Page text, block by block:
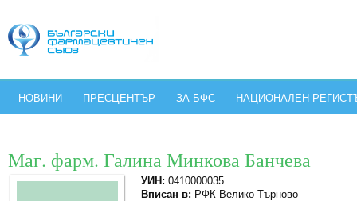
НОВИНИ ПРЕСЦЕНТЪР ЗА БФС НАЦИОНАЛЕН
Маг. фарм. Галина Минкова Банчева
УИН: 0410000035
Вписан в: РФК Велико Търново